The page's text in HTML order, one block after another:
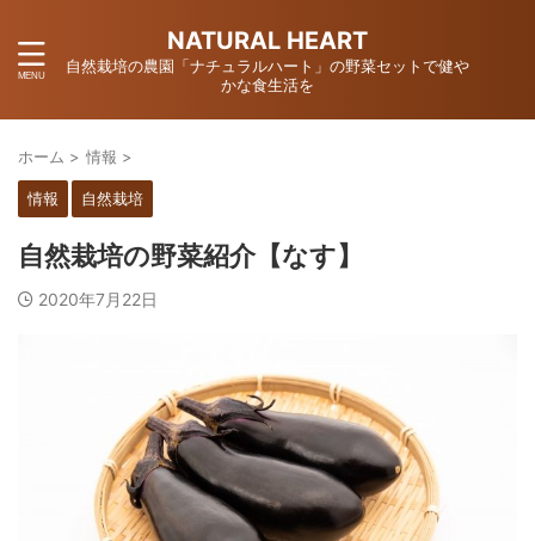
NATURAL HEART
自然栽培の農園「ナチュラルハート」の野菜セットで健や
かな食生活を
ホーム > 情報 >
情報 自然栽培
自然栽培の野菜紹介【なす】
2020年7月22日